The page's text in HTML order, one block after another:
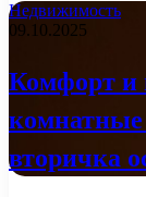
Недвижимость
09.10.2025
Комфорт и
вторичка